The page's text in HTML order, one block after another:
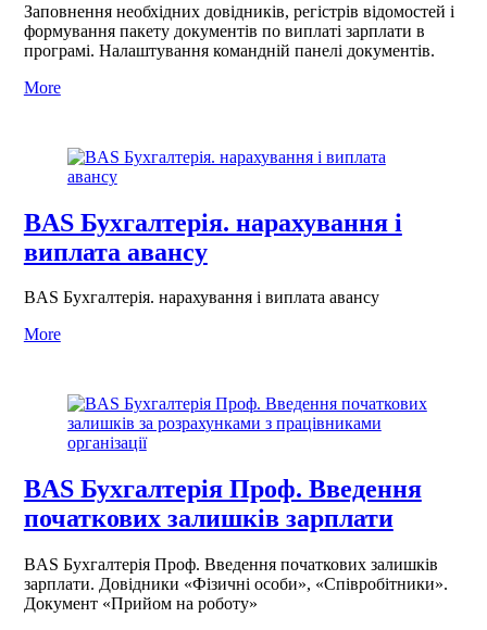
Заповнення необхідних довідників, регістрів відомостей і
формування пакету документів по виплаті зарплати в
програмі. Налаштування командній панелі документів.
More
BAS Бухгалтерія. нарахування і
виплата авансу
BAS Бухгалтерія. нарахування і виплата авансу
More
BAS Бухгалтерія Проф. Введення
початкових залишків зарплати
BAS Бухгалтерія Проф. Введення початкових залишків
зарплати. Довідники «Фізичні особи», «Співробітники».
Документ «Прийом на роботу»